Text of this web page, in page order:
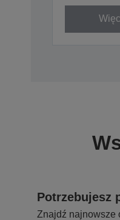
Potrzebujesz
Znajdź najnowsze